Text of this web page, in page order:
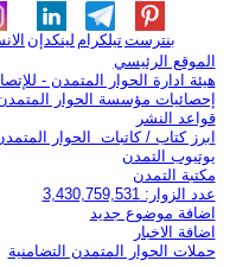
لينكدإن تيلكرامبنترست
الموقع الرئيسي
هيئة ادارة الحوار المتمدن -
إحصائيات مؤسسة الحوار
قواعد النشر
ابرز كتاب / كاتبات الحوار
يوتيوب التمدن
مكتبة التمدن
عدد الزوار: 3,430,759,531
اضافة موضوع جديد
اضافة الاخبار
حملات الحوار المتمدن التضامنية